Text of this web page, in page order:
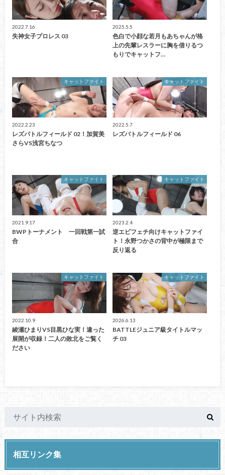
2022.7.16
失神女子プロレス 03
2025.5.5
色白で小顔な若月もあちゃんが格
上の先輩レスラーに胸を借りるつ
もりでキャットフ…
キャットファイト
2022.2.23
レズバトルフィールド 02！加賀美
さらVS浅宮ちなつ
キャットファイト
2022.5.7
レズバトルフィールド 06
キャットファイト
2021.9.17
BWPトーナメント 一回戦第一試
合
キャットファイト
2023.2.4
逆エビフェチ向けキャットファイ
ト！永野つかさの背中が極限まで
反り返る
キャットファイト
2022.10.9
綾瀬ひまりVS目黒ひな実！違った
展開が収録！二人の敗北をご覧く
ださい
キャットファイト
2026.6.13
BATTLEジュニア級タイトルマッ
チ 03
相互リンク集